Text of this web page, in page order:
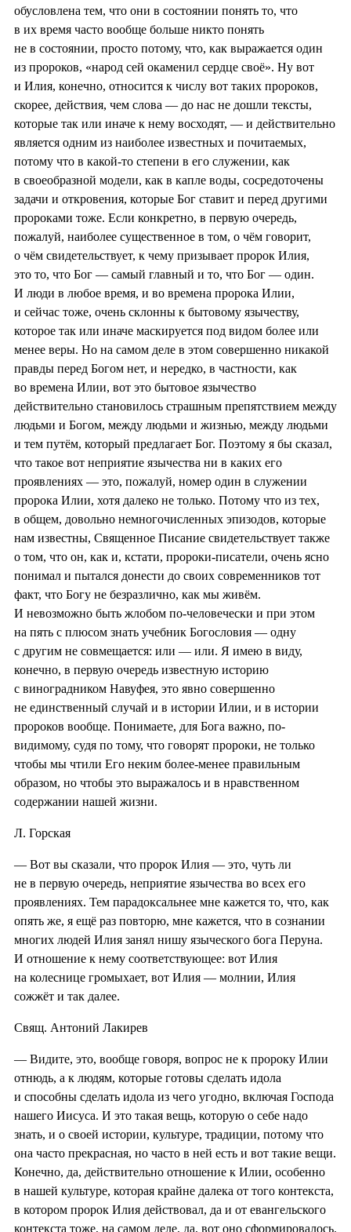
обусловлена тем, что они в состоянии понять то, что
в их время часто вообще больше никто понять
не в состоянии, просто потому, что, как выражается один
из пророков, «народ сей окаменил сердце своё». Ну вот
и Илия, конечно, относится к числу вот таких пророков,
скорее, действия, чем слова — до нас не дошли тексты,
которые так или иначе к нему восходят, — и действительно
является одним из наиболее известных и почитаемых,
потому что в какой-то степени в его служении, как
в своеобразной модели, как в капле воды, сосредоточены
задачи и откровения, которые Бог ставит и перед другими
пророками тоже. Если конкретно, в первую очередь,
пожалуй, наиболее существенное в том, о чём говорит,
о чём свидетельствует, к чему призывает пророк Илия,
это то, что Бог — самый главный и то, что Бог — один.
И люди в любое время, и во времена пророка Илии,
и сейчас тоже, очень склонны к бытовому язычеству,
которое так или иначе маскируется под видом более или
менее веры. Но на самом деле в этом совершенно никакой
правды перед Богом нет, и нередко, в частности, как
во времена Илии, вот это бытовое язычество
действительно становилось страшным препятствием между
людьми и Богом, между людьми и жизнью, между людьми
и тем путём, который предлагает Бог. Поэтому я бы сказал,
что такое вот неприятие язычества ни в каких его
проявлениях — это, пожалуй, номер один в служении
пророка Илии, хотя далеко не только. Потому что из тех,
в общем, довольно немногочисленных эпизодов, которые
нам известны, Священное Писание свидетельствует также
о том, что он, как и, кстати, пророки-писатели, очень ясно
понимал и пытался донести до своих современников тот
факт, что Богу не безразлично, как мы живём.
И невозможно быть жлобом по-человечески и при этом
на пять с плюсом знать учебник Богословия — одну
с другим не совмещается: или — или. Я имею в виду,
конечно, в первую очередь известную историю
с виноградником Навуфея, это явно совершенно
не единственный случай и в истории Илии, и в истории
пророков вообще. Понимаете, для Бога важно, по-
видимому, судя по тому, что говорят пророки, не только
чтобы мы чтили Его неким более-менее правильным
образом, но чтобы это выражалось и в нравственном
содержании нашей жизни.
Л. Горская
— Вот вы сказали, что пророк Илия — это, чуть ли
не в первую очередь, неприятие язычества во всех его
проявлениях. Тем парадоксальнее мне кажется то, что, как
опять же, я ещё раз повторю, мне кажется, что в сознании
многих людей Илия занял нишу языческого бога Перуна.
И отношение к нему соответствующее: вот Илия
на колеснице громыхает, вот Илия — молнии, Илия
сожжёт и так далее.
Свящ. Антоний Лакирев
— Видите, это, вообще говоря, вопрос не к пророку Илии
отнюдь, а к людям, которые готовы сделать идола
и способны сделать идола из чего угодно, включая Господа
нашего Иисуса. И это такая вещь, которую о себе надо
знать, и о своей истории, культуре, традиции, потому что
она часто прекрасная, но часто в ней есть и вот такие вещи.
Конечно, да, действительно отношение к Илии, особенно
в нашей культуре, которая крайне далека от того контекста,
в котором пророк Илия действовал, да и от евангельского
контекста тоже, на самом деле, да, вот оно сформировалось.